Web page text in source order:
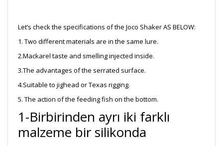
Let’s check the specifications of the Joco Shaker AS BELOW:
1. Two different materials are in the same lure.
2.Mackarel taste and smelling injected inside.
3.The advantages of the serrated surface.
4.Suitable to jighead or Texas rigging.
5. The action of the feeding fish on the bottom.
1-Birbirinden ayrı iki farklı
malzeme bir silikonda